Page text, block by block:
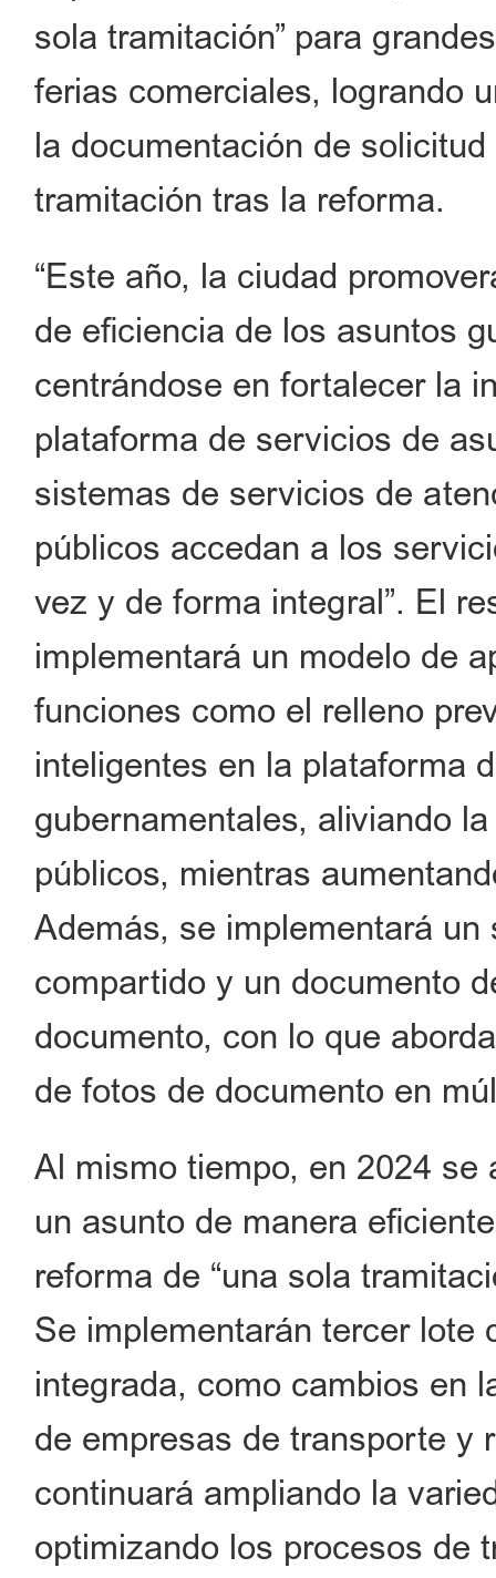
sola tramitación” para
ferias comerciales, logrando
la documentación de
tramitación tras la reforma.
“Este año, la ciudad
de eficiencia de los asuntos
centrándose en fortalecer la
plataforma de servicios de
sistemas de servicios de
públicos accedan a los
vez y de forma integral”. El
implementará un modelo de
funciones como el relleno
inteligentes en la plataforma
gubernamentales, aliviando
públicos, mientras
Además, se implementará
compartido y un documento
documento, con lo que
de fotos de documento en
Al mismo tiempo, en 2024 se
un asunto de manera
reforma de “una sola
Se implementarán tercer lote
integrada, como cambios en
de empresas de transporte y
continuará ampliando la
optimizando los procesos de